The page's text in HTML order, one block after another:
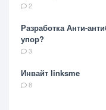
2
Разработка Анти-
упор?
3
Инвайт linksme
8